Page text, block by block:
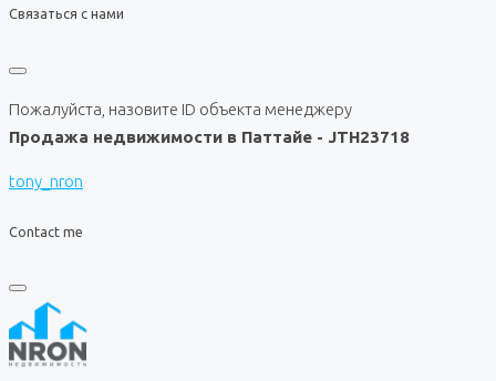
Связаться с нами
Пожалуйста, назовите ID объекта менеджеру
Продажа недвижимости в Паттайе - JTH23718
tony_nron
Contact me